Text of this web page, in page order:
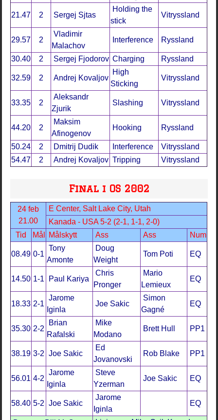
21.47 2 Sergej Sjtas
Holding the
stick
Vitryssland
29.57 2
Vladimir
Malachov
Interference Ryssland
30.40 2 Sergej Fjodorov Charging Ryssland
32.59 2 Andrej Kovaljov
High
Sticking
Vitryssland
33.35 2
Aleksandr
Zjurik
Slashing Vitryssland
44.20 2
Maksim
Afinogenov
Hooking Ryssland
50.24 2 Dmitrij Dudik Interference
Vitryssland
54.47
2 Andrej Kovaljov Tripping Vitryssland
Final i OS 2002
24 feb
21.00
E Center, Salt Lake City, Utah
Kanada - USA 5-2 (2-1, 1-1, 2-0)
Tid
Mål Målskytt Ass Ass Num
08.49 0-1
Tony
Amonte
Doug
Weight
Tom Poti EQ
14.50 1-1 Paul Kariya
Chris
Pronger
Mario
Lemieux
EQ
18.33 2-1
Jarome
Iginla
Joe Sakic
Simon
Gagné
EQ
35.30 2-2
Brian
Rafalski
Mike
Modano
Brett Hull PP1
38.19 3-2 Joe Sakic
Ed
Jovanovski
Rob Blake PP1
56.01 4-2
Jarome
Iginla
Steve
Yzerman
Joe Sakic EQ
58.40 5-2 Joe Sakic
Jarome
Iginla
EQ